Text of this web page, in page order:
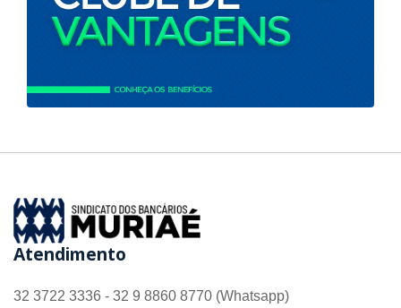
Atendimento
32 3722 3336 - 32 9 8860 8770 (Whatsapp)